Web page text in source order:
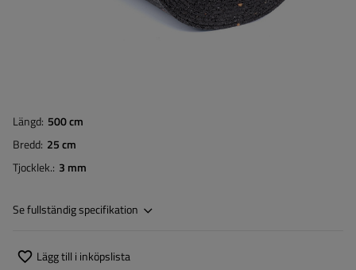
Längd 500 cm
Bredd 25 cm
Tjocklek. 3 mm
Se fullständig specifikation
Lägg till i inköpslista